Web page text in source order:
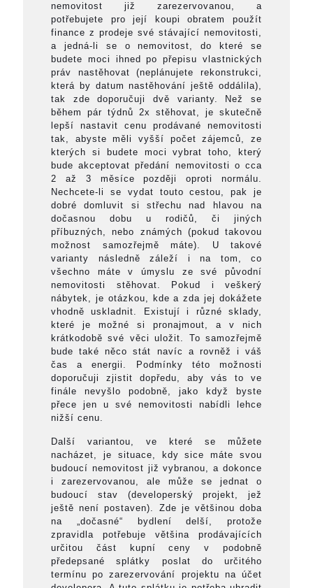
nemovitost již zarezervovanou, a
potřebujete pro její koupi obratem použít
finance z prodeje své stávající nemovitosti,
a jedná-li se o nemovitost, do které se
budete moci ihned po přepisu vlastnických
práv nastěhovat (neplánujete rekonstrukci,
která by datum nastěhování ještě oddálila),
tak zde doporučuji dvě varianty. Než se
během pár týdnů 2x stěhovat, je skutečně
lepší nastavit cenu prodávané nemovitosti
tak, abyste měli vyšší počet zájemců, ze
kterých si budete moci vybrat toho, který
bude akceptovat předání nemovitosti o cca
2 až 3 měsíce později oproti normálu.
Nechcete-li se vydat touto cestou, pak je
dobré domluvit si střechu nad hlavou na
dočasnou dobu u rodičů, či jiných
příbuzných, nebo známých (pokud takovou
možnost samozřejmě máte). U takové
varianty následně záleží i na tom, co
všechno máte v úmyslu ze své původní
nemovitosti stěhovat. Pokud i veškerý
nábytek, je otázkou, kde a zda jej dokážete
vhodně uskladnit. Existují i různé sklady,
které je možné si pronajmout, a v nich
krátkodobě své věci uložit. To samozřejmě
bude také něco stát navíc a rovněž i váš
čas a energii. Podmínky této možnosti
doporučuji zjistit dopředu, aby vás to ve
finále nevyšlo podobně, jako když byste
přece jen u své nemovitosti nabídli lehce
nižší cenu.
Další variantou, ve které se můžete
nacházet, je situace, kdy sice máte svou
budoucí nemovitost již vybranou, a dokonce
i zarezervovanou, ale může se jednat o
budoucí stav (developerský projekt, jež
ještě není postaven). Zde je většinou doba
na „dočasné“ bydlení delší, protože
zpravidla potřebuje většina prodávajících
určitou část kupní ceny v podobně
předepsané splátky poslat do určitého
termínu po zarezervování projektu na účet